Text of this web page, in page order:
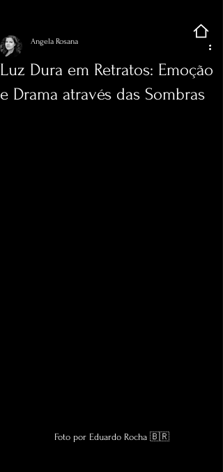
Luz Dura em Retratos: Emoção
e Drama através das Sombras
Angela Rosana
Foto por Eduardo Rocha 🇧🇷